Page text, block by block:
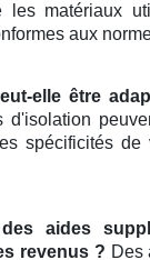
les matériaux
aux
elle être
d'isolation
spécificités de
aides
revenus ? Des